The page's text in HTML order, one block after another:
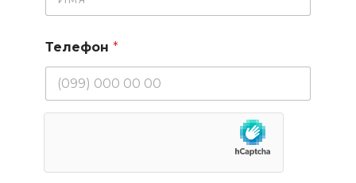
Телефон *